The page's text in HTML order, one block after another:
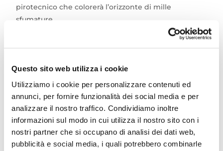
Questo sito web utilizza i cookie
Utilizziamo i cookie per personalizzare contenuti ed
annunci, per fornire funzionalità dei social media e per
analizzare il nostro traffico. Condividiamo inoltre
informazioni sul modo in cui utilizza il nostro sito con i
nostri partner che si occupano di analisi dei dati web,
pubblicità e social media, i quali potrebbero combinarle
pirotecnico che colorerà l’orizzonte di mille
sfumature.
Questo evento spettacolare, l’evento più atteso
colori.
Grande Spettacolo di Fuochi d’Artificio per
Data: Venerdì15 Agosto 2025